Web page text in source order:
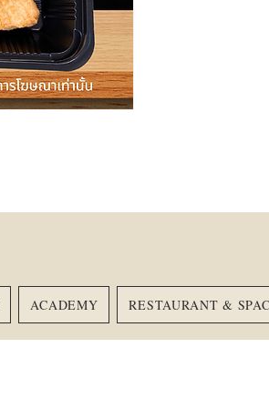
ACADEMY RESTAURANT &